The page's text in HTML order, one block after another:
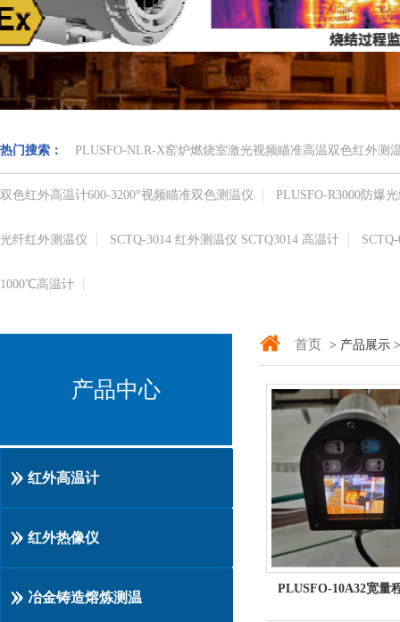
热门搜索： PLUSFO-NLR-X窑炉燃烧室激光视频瞄准高温双色红外测
双色红外高温计​600-3200°视频瞄准​双色测温仪 PLUSFO-R3000防爆
光纤红外测温仪 SCTQ-3014 红外测温仪 SCTQ3014 高温计
1000℃​高温计
产品中心
红外高温计
红外热像仪
冶金铸造熔炼测温
首页 > 产品展示
PLUSFO-10A32宽量